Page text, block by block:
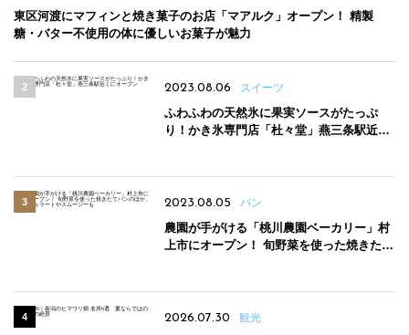
東区河渡にマフィンと焼き菓子のお店「マアルク」オープン！ 精製
糖・バター不使用の体に優しいお菓子が魅力
2023.08.06 スイーツ
ふわふわの天然氷に果実ソースがたっぷ
り！かき氷専門店「杜々堂」燕三条駅近く
2023.08.05 パン
農園が手がける「桃川農園ベーカリー」村
上市にオープン！ 旬野菜を使った焼きたて
2026.07.30 観光